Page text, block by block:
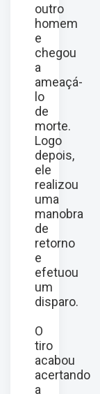
outro
homem
e
chegou
a
ameaçá-
lo
de
morte.
Logo
depois,
ele
realizou
uma
manobra
de
retorno
e
efetuou
um
disparo.
O
tiro
acabou
acertando
a